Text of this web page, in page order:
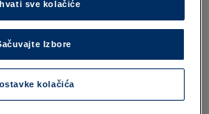
sve kolačiće
Izbore
kolačića